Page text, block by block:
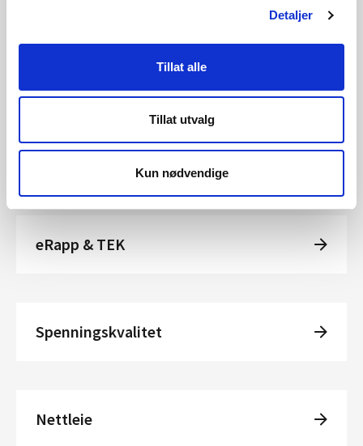
Detaljer
Tillat alle
Tillat utvalg
Kun nødvendige
Veileder for sikkerhet i AMS
eRapp & TEK
Spenningskvalitet
Nettleie